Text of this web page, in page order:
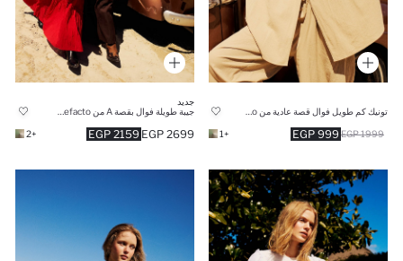
999 EGP 1999 EGP
+1
جديد
2159 EGP 2699 EGP
+2